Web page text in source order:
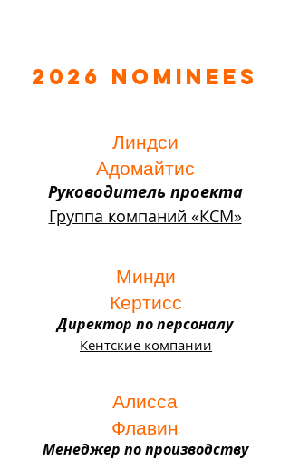
2026 Nominees
Линдси
Адомайтис
Руководитель проекта
Группа компаний «КСМ»
Минди
Кертисс
Директор по персоналу
Кентские компании
Алисса
Флавин
Менеджер по производству